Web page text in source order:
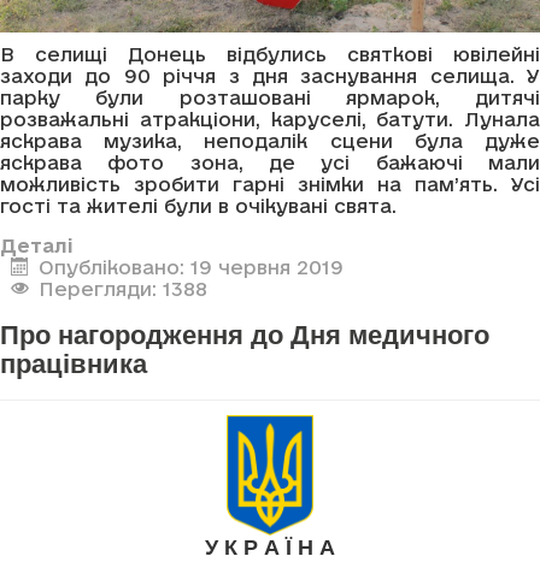
В селищі Донець відбулись святкові ювілейні
заходи до 90 річчя з дня заснування селища. У
парку були розташовані ярмарок, дитячі
розважальні атракціони, каруселі, батути. Лунала
яскрава музика, неподалік сцени була дуже
яскрава фото зона, де усі бажаючі мали
можливість зробити гарні знімки на пам’ять. Усі
гості та жителі були в очікувані свята.
Деталі
Опубліковано: 19 червня 2019
Перегляди: 1388
Про нагородження до Дня медичного
працівника
У К Р А Ї Н А